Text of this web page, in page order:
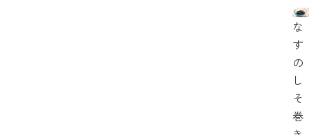
な
す
の
し
そ
巻